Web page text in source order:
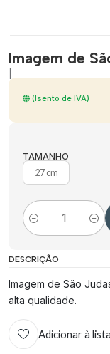
Imagem de
(Isento de IVA)
TAMANHO
27 cm
Quantidade
DESCRIÇÃO
Imagem de São
alta qualidade.
Adicionar à